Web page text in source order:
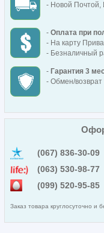
- Новой Почтой,
- Оплата при
- На карту
- Безналичный
- Гарантия 3
- Обмен/возврат
(067) 836-30-09
(063) 530-98-77
(099) 520-95-85
Заказ товара круглосуточно и